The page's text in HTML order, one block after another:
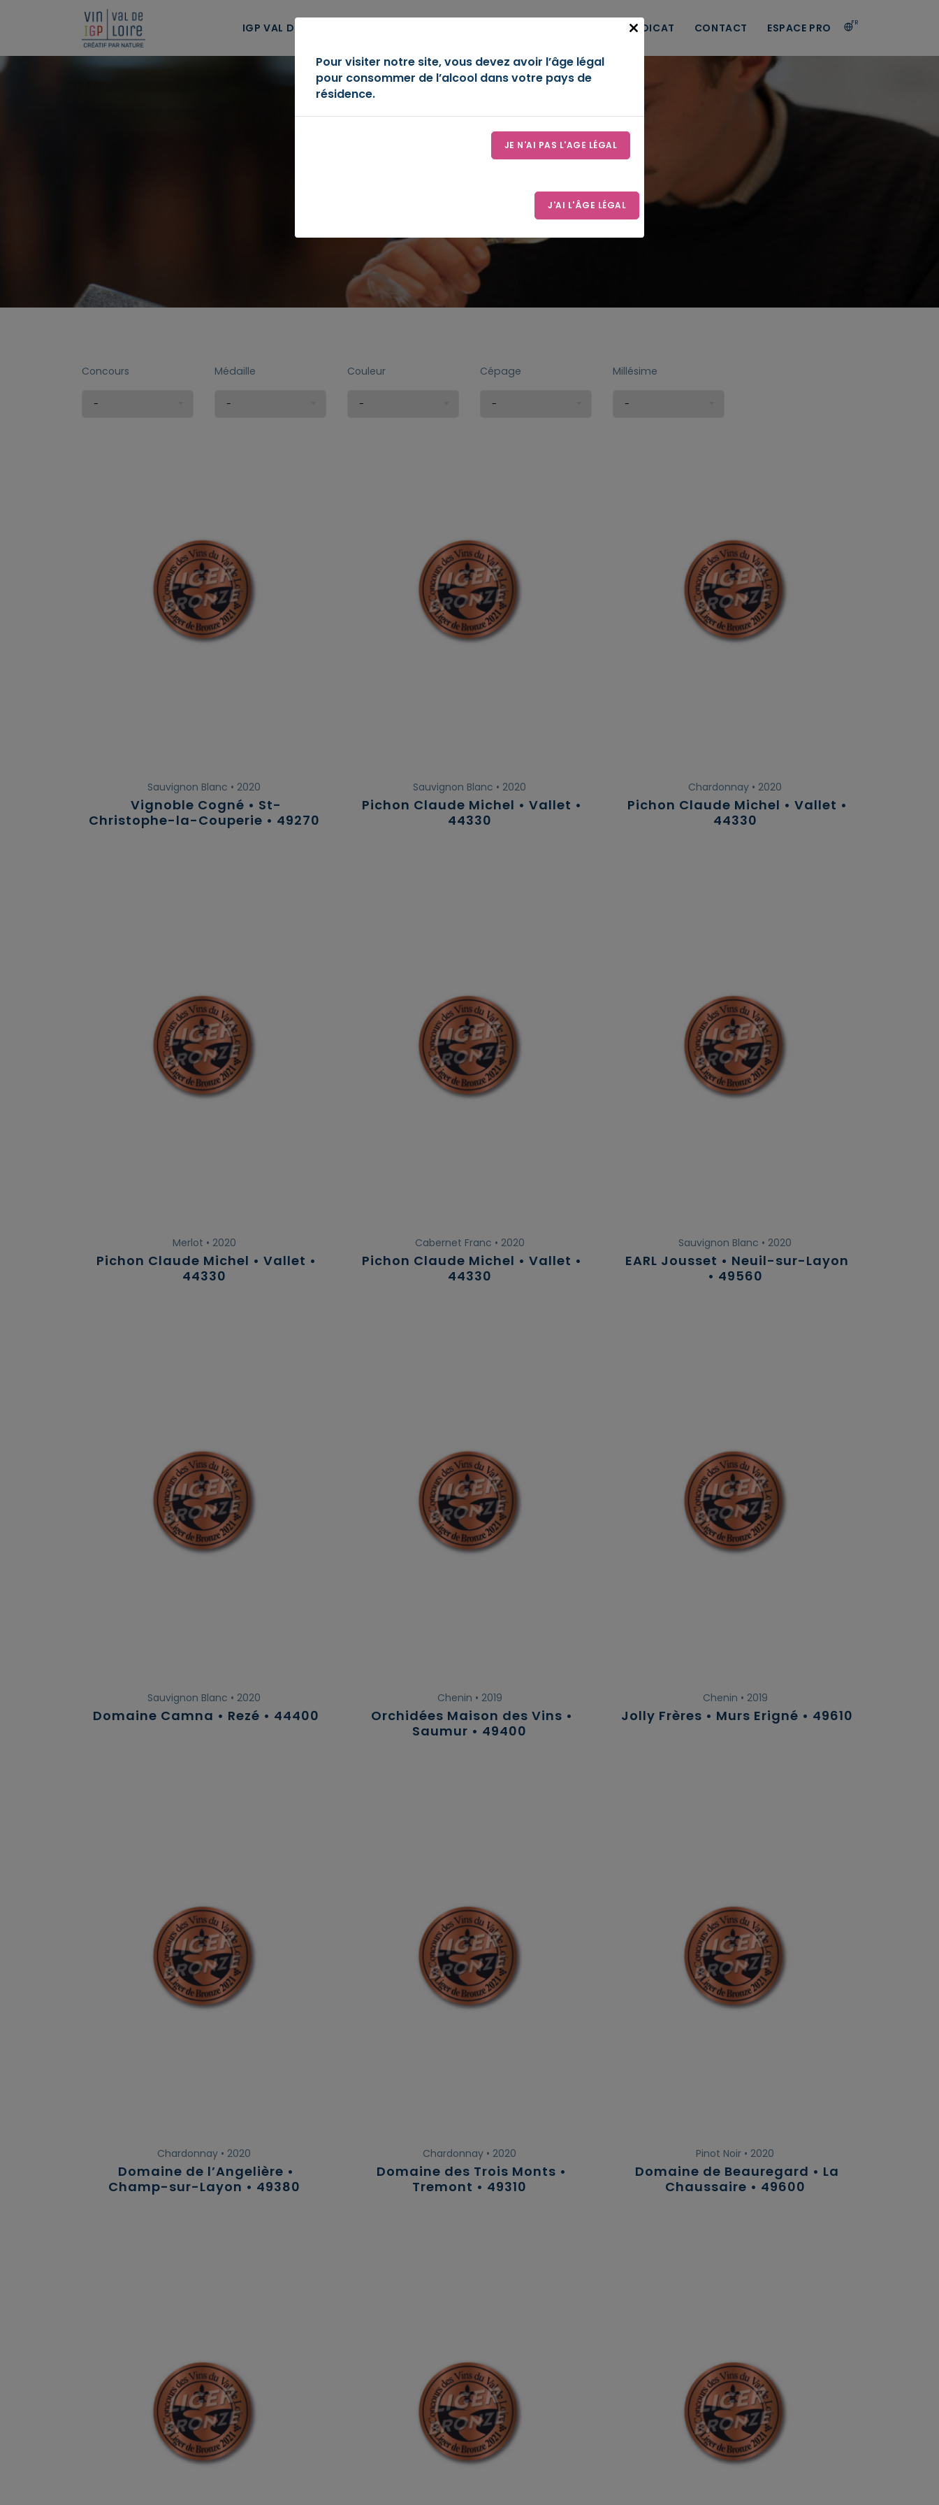
FR
IGP VAL DE LOIRE LE SYNDICAT CONTACT ESPACE PRO
Les médaillés
Concours Médaille Couleur Cépage Millésime
Sauvignon Blanc • 2020
Vignoble Cogné • St-
Christophe-la-Couperie • 49270
Sauvignon Blanc • 2020
Pichon Claude Michel • Vallet •
44330
Chardonnay • 2020
Pichon Claude Michel • Vallet •
44330
Merlot • 2020
Pichon Claude Michel • Vallet •
44330
Cabernet Franc • 2020
Pichon Claude Michel • Vallet •
44330
Sauvignon Blanc • 2020
EARL Jousset • Neuil-sur-Layon
• 49560
Sauvignon Blanc • 2020
Domaine Camna • Rezé • 44400
Chenin • 2019
Orchidées Maison des Vins •
Saumur • 49400
Chenin • 2019
Jolly Frères • Murs Erigné • 49610
Chardonnay • 2020
Domaine de l’Angelière •
Champ-sur-Layon • 49380
Chardonnay • 2020
Domaine des Trois Monts •
Tremont • 49310
Pinot Noir • 2020
Domaine de Beauregard • La
Chaussaire • 49600
Close
Pour visiter notre site, vous devez avoir l’âge légal
pour consommer de l’alcool dans votre pays de
résidence.
JE N'AI PAS L'AGE LÉGAL
J'AI L'ÂGE LÉGAL
Panneau de gestion des cookies